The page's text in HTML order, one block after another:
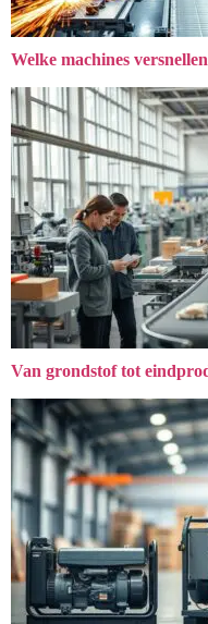
Welke machines
Van grondstof tot